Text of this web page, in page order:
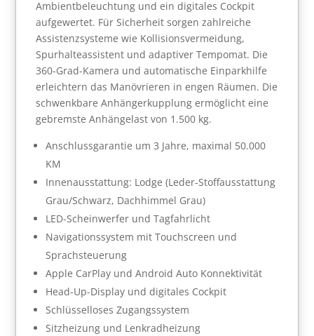
Ambientbeleuchtung und ein digitales Cockpit
aufgewertet. Für Sicherheit sorgen zahlreiche
Assistenzsysteme wie Kollisionsvermeidung,
Spurhalteassistent und adaptiver Tempomat. Die
360-Grad-Kamera und automatische Einparkhilfe
erleichtern das Manövrieren in engen Räumen. Die
schwenkbare Anhängerkupplung ermöglicht eine
gebremste Anhängelast von 1.500 kg.
Anschlussgarantie um 3 Jahre, maximal 50.000
KM
Innenausstattung: Lodge (Leder-Stoffausstattung
Grau/Schwarz, Dachhimmel Grau)
LED-Scheinwerfer und Tagfahrlicht
Navigationssystem mit Touchscreen und
Sprachsteuerung
Apple CarPlay und Android Auto Konnektivität
Head-Up-Display und digitales Cockpit
Schlüsselloses Zugangssystem
Sitzheizung und Lenkradheizung